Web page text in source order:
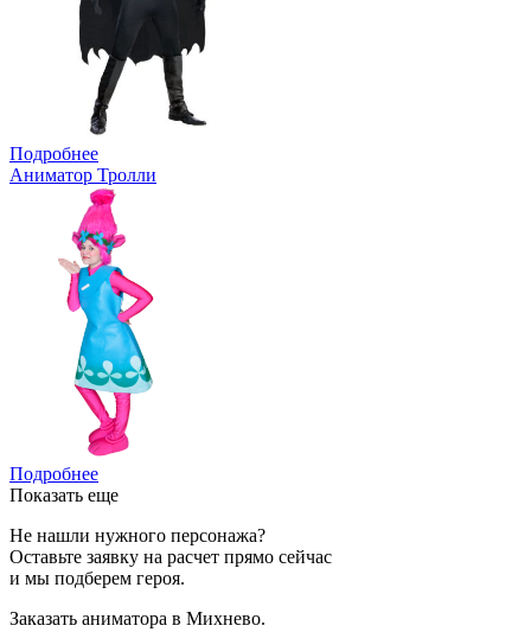
Подробнее
Аниматор Тролли
Подробнее
Показать еще
Не нашли нужного персонажа?
Оставьте заявку на расчет прямо сейчас
и мы подберем героя.
Заказать аниматора в Михнево.